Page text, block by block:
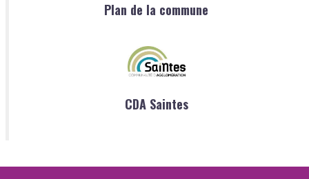
Plan de la commune
CDA Saintes